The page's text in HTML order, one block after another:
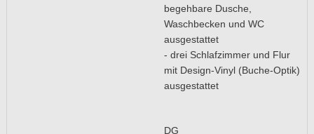
begehbare Dusche,
Waschbecken und WC
ausgestattet
- drei Schlafzimmer und Flur
mit Design-Vinyl (Buche-Optik)
ausgestattet
DG